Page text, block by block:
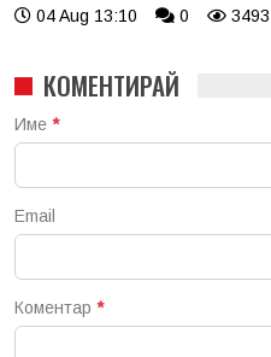
04 Aug 13:10 0 3493
КОМЕНТИРАЙ
Име *
Email
Коментар *